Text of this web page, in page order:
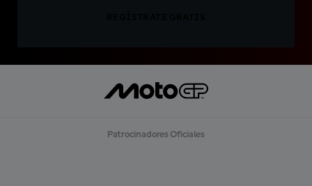
Patrocinadores Oficiales